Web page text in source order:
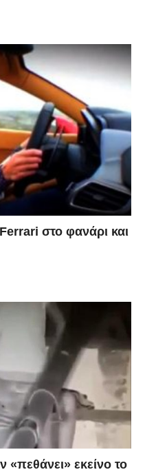
στο φανάρι και
«πεθάνει» εκείνο το